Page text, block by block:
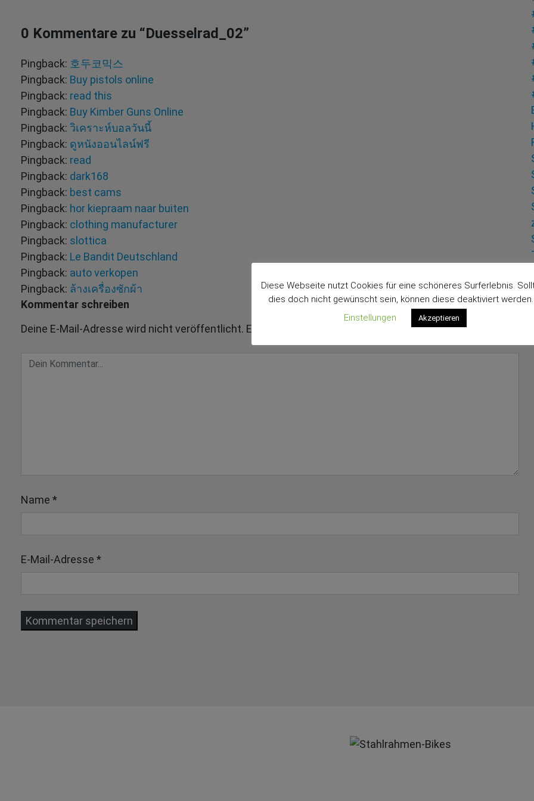
0 Kommentare zu “Duesselrad_02”
Pingback: 호두코믹스
Pingback: Buy pistols online
Pingback: read this
Pingback: Buy Kimber Guns Online
Pingback: วิเคราะห์บอลวันนี้
Pingback: ดูหนังออนไลน์ฟรี
Pingback: read
Pingback: dark168
Pingback: best cams
Pingback: hor kiepraam naar buiten
Pingback: clothing manufacturer
Pingback: slottica
Pingback: Le Bandit Deutschland
Pingback: auto verkopen
Pingback: ล้างเครื่องซักผ้า
Kommentar schreiben
Deine E-Mail-Adresse wird nicht veröffentlicht. Erforderliche Felder sind mit markiert
Name *
E-Mail-Adresse *
Diese Webseite nutzt Cookies für eine schöneres Surferlebnis.
dies doch nicht gewünscht sein, können diese deaktiviert werden.
Einstellungen
Akzeptieren